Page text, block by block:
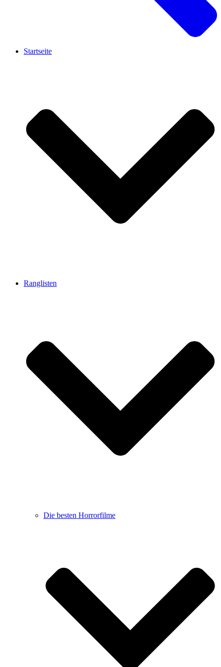
Startseite
Ranglisten
Die besten Horrorfilme